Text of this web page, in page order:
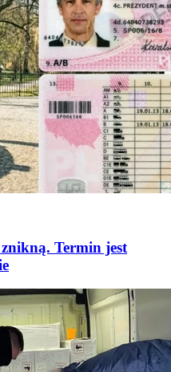
Termin jest